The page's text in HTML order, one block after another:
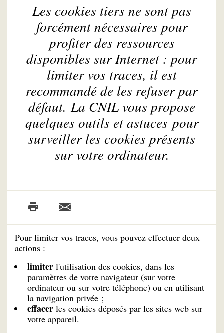
Les cookies tiers ne sont pas
forcément nécessaires pour
profiter des ressources
disponibles sur Internet : pour
limiter vos traces, il est
recommandé de les refuser par
défaut. La CNIL vous propose
quelques outils et astuces pour
surveiller les cookies présents
sur votre ordinateur.
Pour limiter vos traces, vous pouvez effectuer deux
actions :
limiter l'utilisation des cookies, dans les
paramètres de votre navigateur (sur votre
ordinateur ou sur votre téléphone) ou en utilisant
la navigation privée ;
effacer les cookies déposés par les sites web sur
votre appareil.